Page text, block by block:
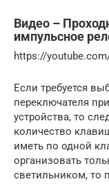
Видео –
импульсное
https://
Если требуется
переключателя
устройства, то
количество
иметь по одной
организовать
светильником, то